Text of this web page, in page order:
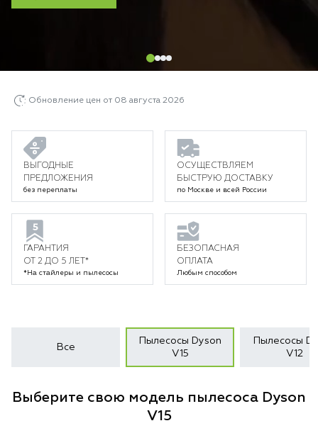
Обновление цен от 08 августа 2026
ВЫГОДНЫЕ
ПРЕДЛОЖЕНИЯ
без переплаты
ОСУЩЕСТВЛЯЕМ
БЫСТРУЮ ДОСТАВКУ
по Москве и всей России
ГАРАНТИЯ
ОТ 2 ДО 5 ЛЕТ*
*На стайлеры и пылесосы
БЕЗОПАСНАЯ
ОПЛАТА
Любым способом
Все
Пылесосы Dyson
V15
Пылесосы
V12
Выберите свою модель пылесоса Dyson
V15